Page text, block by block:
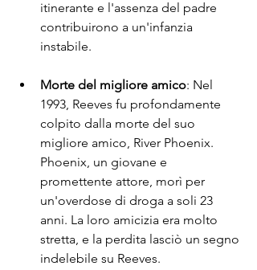
itinerante e l'assenza del padre
contribuirono a un'infanzia
instabile.
Morte del migliore amico: Nel
1993, Reeves fu profondamente
colpito dalla morte del suo
migliore amico, River Phoenix.
Phoenix, un giovane e
promettente attore, morì per
un'overdose di droga a soli 23
anni. La loro amicizia era molto
stretta, e la perdita lasciò un segno
indelebile su Reeves.